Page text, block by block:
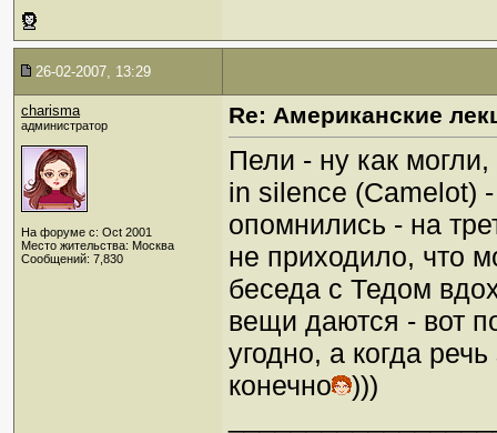
26-02-2007, 13:29
charisma
администратор
На форуме с: Oct 2001
Место жительства: Москва
Сообщений: 7,830
Re: Американские
Пели - ну как
in silence (Camelot)
опомнились - на
не приходило, что
беседа с Тедом
вещи даются - вот
угодно, а когда
конечно
)))